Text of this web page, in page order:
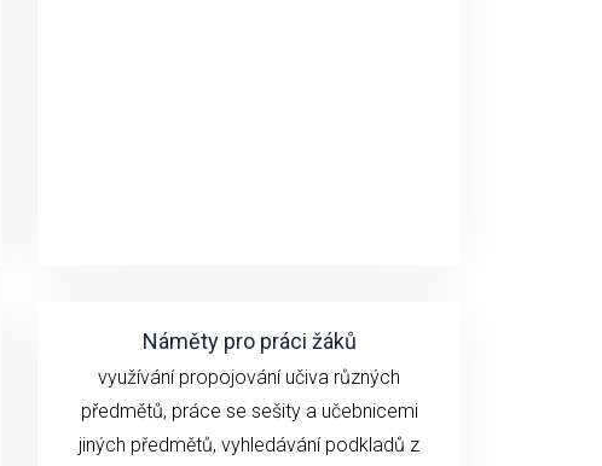
Náměty pro práci žáků
využívání propojování učiva různých
předmětů, práce se sešity a učebnicemi
jiných předmětů, vyhledávání podkladů z